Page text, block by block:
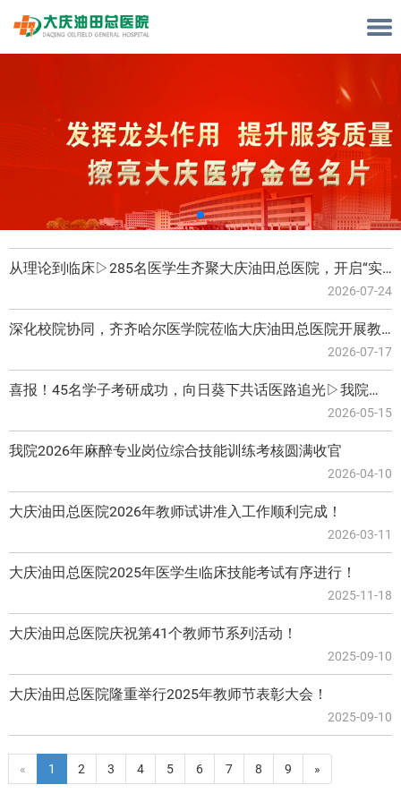
从理论到临床▷285名医学生齐聚大庆油田总医院，开启“实习生涯第一课”
2026-07-24
深化校院协同，齐齐哈尔医学院莅临大庆油田总医院开展教学专项调研
2026-07-17
喜报！45名学子考研成功，向日葵下共话医路追光▷我院考研经验分享会圆满举行
2026-05-15
我院2026年麻醉专业岗位综合技能训练考核圆满收官
2026-04-10
大庆油田总医院2026年教师试讲准入工作顺利完成！
2026-03-11
大庆油田总医院2025年医学生临床技能考试有序进行！
2025-11-18
大庆油田总医院庆祝第41个教师节系列活动！
2025-09-10
大庆油田总医院隆重举行2025年教师节表彰大会！
2025-09-10
« 1 2 3 4 5 6 7 8 9 »